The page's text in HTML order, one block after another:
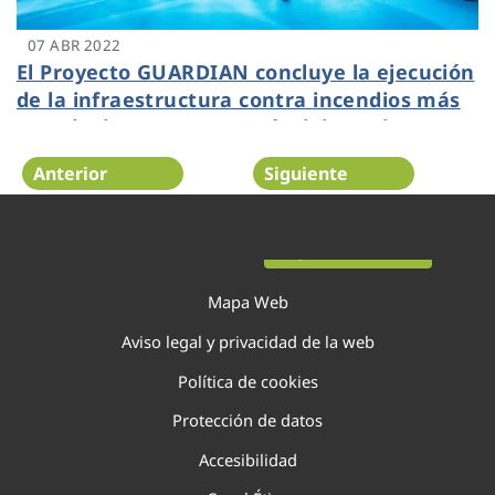
07 ABR 2022
El Proyecto GUARDIAN concluye la ejecución
de la infraestructura contra incendios más
grande de Europa a través del uso de agua
regenerada
Anterior Siguiente
Mapa Web
Aviso legal y privacidad de la web
Política de cookies
Protección de datos
Accesibilidad